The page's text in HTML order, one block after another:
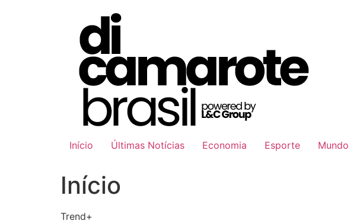
Início Últimas Notícias Economia Esporte Mundo
Início
Trend+